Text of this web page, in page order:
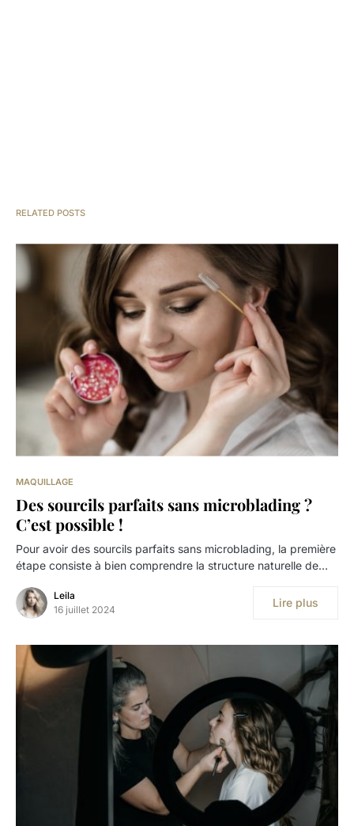
RELATED POSTS
MAQUILLAGE
Des sourcils parfaits sans microblading ?
C’est possible !
Pour avoir des sourcils parfaits sans microblading, la première
étape consiste à bien comprendre la structure naturelle de…
Leila
16 juillet 2024
Lire plus